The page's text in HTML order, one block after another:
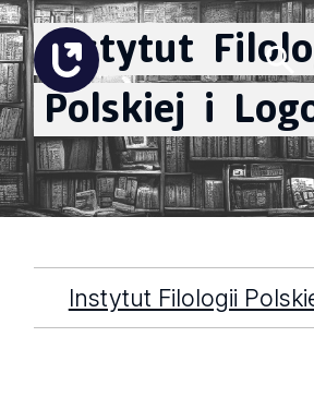
Instytut
Polskiej i
Instytut Filologii